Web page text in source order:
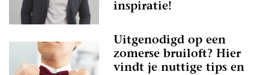
inspiratie!
Uitgenodigd op een
zomerse bruiloft? Hier
vindt je nuttige tips en